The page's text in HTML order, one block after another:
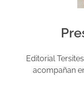
Editorial
acompañan